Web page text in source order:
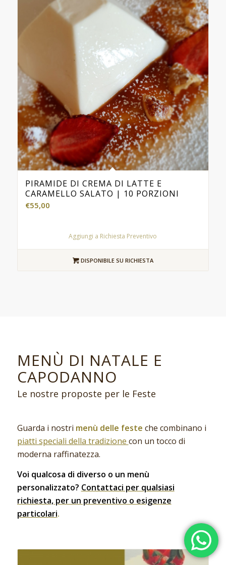
PIRAMIDE DI CREMA DI LATTE E
CARAMELLO SALATO | 10 PORZIONI
€55,00
Aggiungi a Richiesta Preventivo
DISPONIBILE SU RICHIESTA
MENÙ DI NATALE E
CAPODANNO
Le nostre proposte per le Feste
Guarda i nostri menù delle feste che combinano i
piatti speciali della tradizione con un tocco di
moderna raffinatezza.
Voi qualcosa di diverso o un menù
personalizzato? Contattaci per qualsiasi
richiesta, per un preventivo o esigenze
particolari.